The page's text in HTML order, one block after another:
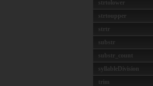
strtolower
strtoupper
strtr
substr
substr_count
syllableDivision
trim